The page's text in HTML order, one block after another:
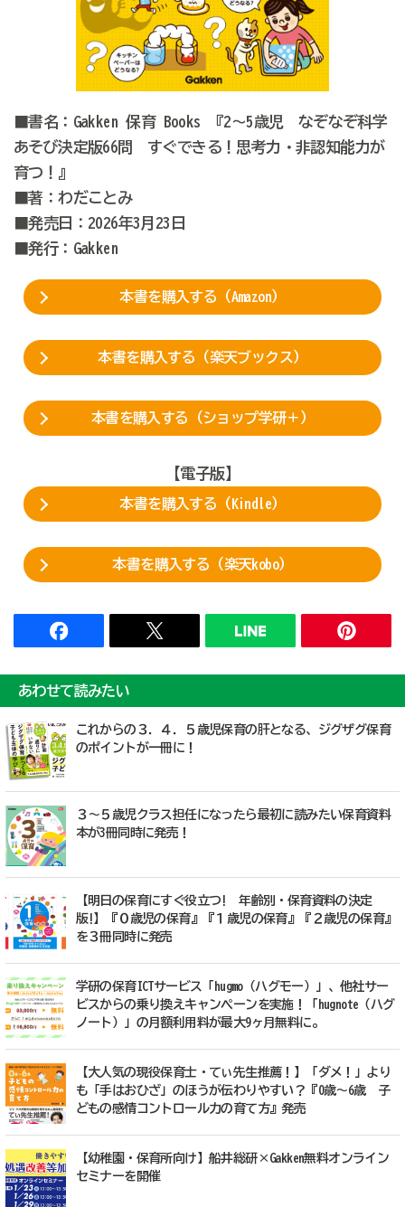
■書名：Gakken 保育 Books 『2～5歳児 なぞなぞ科学
あそび決定版66問 すぐできる！思考力・非認知能力が
育つ！』
■著：わだことみ
■発売日：2026年3月23日
■発行：Gakken
本書を購入する（Amazon）
本書を購入する（楽天ブックス）
本書を購入する（ショップ学研＋）
【電子版】
本書を購入する（Kindle）
本書を購入する（楽天kobo）
あわせて読みたい
これからの３．４．５歳児保育の肝となる、ジグザグ保育
のポイントが一冊に！
３～５歳児クラス担任になったら最初に読みたい保育資料
本が3冊同時に発売！
【明日の保育にすぐ役立つ! 年齢別・保育資料の決定
版!】『０歳児の保育』『１歳児の保育』『２歳児の保育』
を３冊同時に発売
学研の保育ICTサービス「hugmo（ハグモー）」、他社サー
ビスからの乗り換えキャンペーンを実施！「hugnote（ハグ
ノート）」の月額利用料が最大9ヶ月無料に。
【大人気の現役保育士・てぃ先生推薦！】「ダメ！」より
も「手はおひざ」のほうが伝わりやすい？『0歳～6歳 子
どもの感情コントロール力の育て方』発売
【幼稚園・保育所向け】船井総研×Gakken無料オンライン
セミナーを開催